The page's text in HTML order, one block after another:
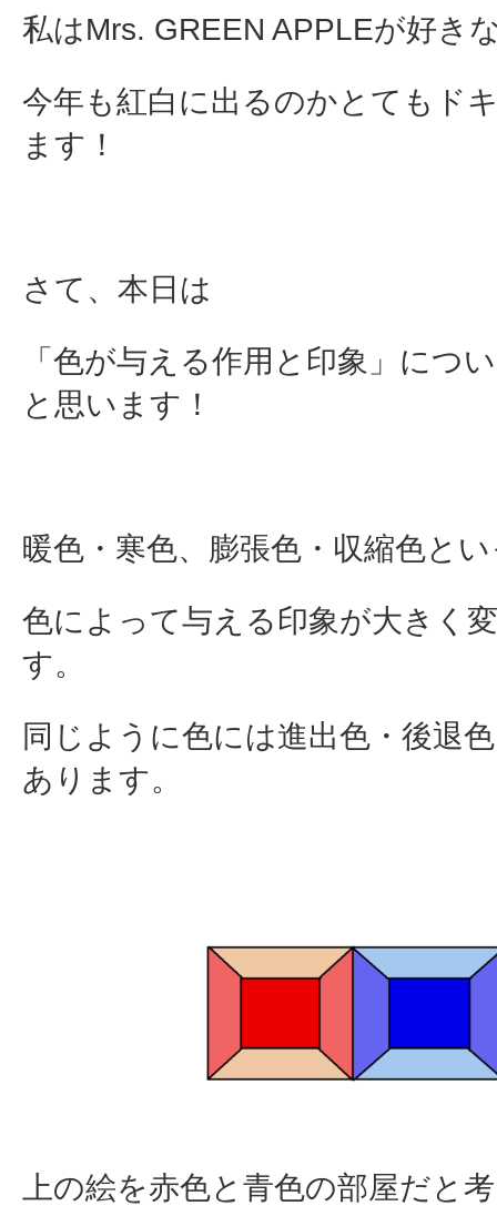
私はMrs. GREEN APPLEが好き
今年も紅白に出るのかとてもド
ます！
さて、本日は
「色が与える作用と印象」につ
と思います！
暖色・寒色、膨張色・収縮色と
色によって与える印象が大きく
す。
同じように色には進出色・後退
あります。
上の絵を赤色と青色の部屋だと